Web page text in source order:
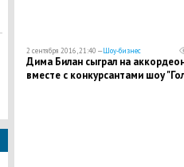
2 сентября 2016, 21:40 —Шоу-бизнес
Дима Билан сыграл на
вместе с конкурсантами шоу